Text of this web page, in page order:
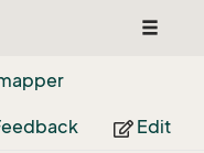
Toggle
Edit